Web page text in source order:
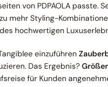
von PDPAOLA passte.
mehr Styling-
hochwertigen
einzuführen
Das Ergebnis?
für Kunden